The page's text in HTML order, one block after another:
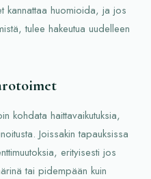
kannattaa huomioida, ja jos
tulee hakeutua uudelleen
kohdata haittavaikutuksia,
Joissakin tapauksissa
erityisesti jos
tai pidempään kuin